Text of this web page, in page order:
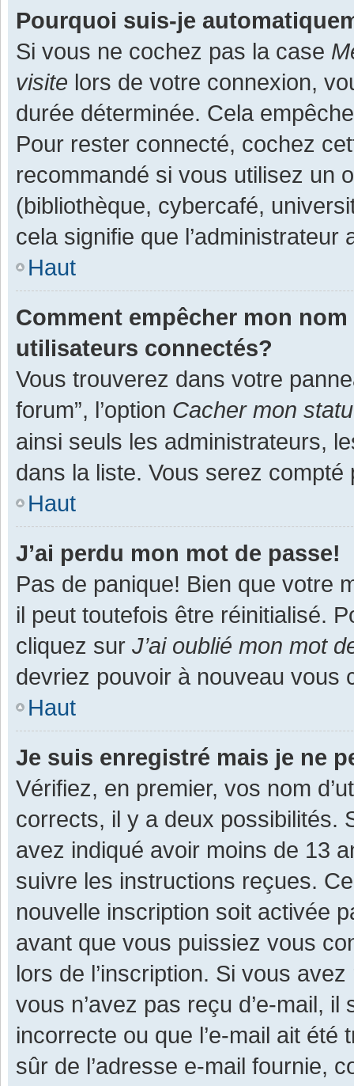
Pourquoi suis-je
Si vous ne cochez pas la case
visite lors de votre connexion,
durée déterminée. Cela
Pour rester connecté, cochez
recommandé si vous utilisez un
(bibliothèque, cybercafé,
cela signifie que
Haut
Comment empêcher mon
utilisateurs connectés?
Vous trouverez dans votre
forum”, l’option Cacher mon
ainsi seuls les administrateurs,
dans la liste. Vous serez
Haut
J’ai perdu mon mot de passe!
Pas de panique! Bien que votre
il peut toutefois être réinitialisé.
cliquez sur J’ai oublié mon mot
devriez pouvoir à nouveau vous
Haut
Je suis enregistré mais je ne
Vérifiez, en premier, vos nom
corrects, il y a deux possibilités.
avez indiqué avoir moins de 13
suivre les instructions reçues.
nouvelle inscription soit activée
avant que vous puissiez vous
lors de l’inscription. Si vous
vous n’avez pas reçu d’e-mail,
incorrecte ou que l’e-mail ait
sûr de l’adresse e-mail fournie,